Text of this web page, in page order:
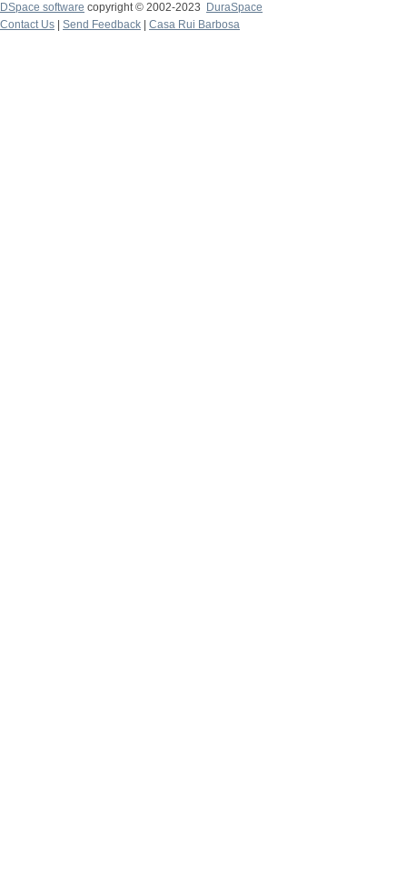
DSpace software copyright © 2002-2023
DuraSpace
Contact Us
Send Feedback Casa Rui Barbosa